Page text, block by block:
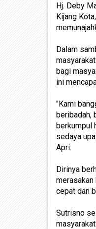
Hj. Deby
Kijang
Dalam
bagi
ini
"Kami
beribadah,
berkumpul
sedaya
Apri.
Dirinya
cepat dan
Sutrisno